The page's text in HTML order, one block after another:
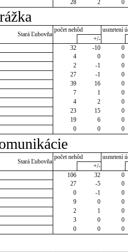
28 2 0
Stará Ľubovňa
počet nehôd
usmrtení
+/-
32 -10
0
4 0
0
2 -1
0
27 -1
0
39 16
0
7 1
0
4 2
0
23 15
0
19 6
0
0 0 0
Stará Ľubovňa
počet nehôd
usmrtení
+/-
106 32
0
27 -5
0
0 -1
0
9 0
0
2 1
0
3 0
0
0 0 0